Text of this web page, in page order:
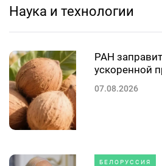
Наука и технологии
РАН
ускоренной
07.08.2026
БЕЛОРУССИЯ